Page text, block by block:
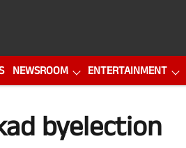
NEWSROOM ENTERTAINMENT
byelection